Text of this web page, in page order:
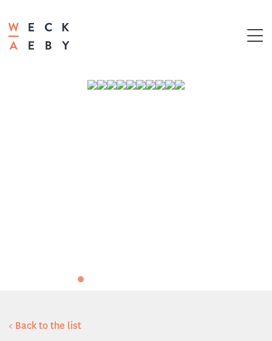
< Back to the list